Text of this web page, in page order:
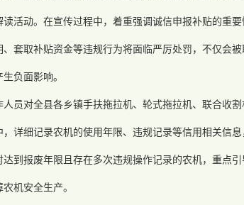
活动。在宣传过程中，着重强调诚信申报补贴的重要
套取补贴资金等违规行为将面临严厉处罚，不仅会
负面影响。
员对全县各乡镇手扶拖拉机、轮式拖拉机、联合收
详细记录农机的使用年限、违规记录等信用相关信
到报废年限且存在多次违规操作记录的农机，重点
机安全生产。